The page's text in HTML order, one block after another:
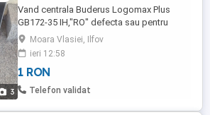
3
Vand centrala Buderus Logomax Plus
GB172-35 IH,"RO" defecta sau pentru
piese. Centrala a fost intretinuta foarte
bine
Moara Vlasiei, Ilfov
ieri 12:58
1 RON
Telefon validat